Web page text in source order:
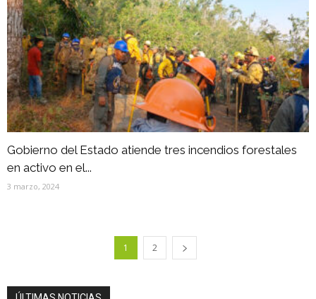
Gobierno del Estado atiende tres incendios forestales
en activo en el...
3 marzo, 2024
1 2